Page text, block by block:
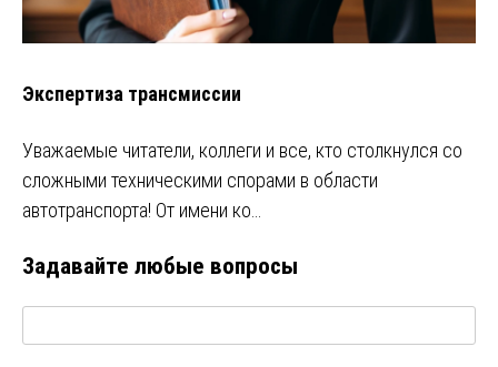
Экспертиза трансмиссии
Уважаемые читатели, коллеги и все, кто столкнулся со
сложными техническими спорами в области
автотранспорта! От имени ко…
Задавайте любые вопросы